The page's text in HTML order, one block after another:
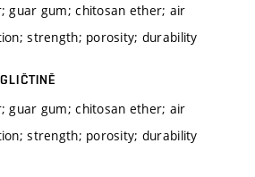
guar gum; chitosan ether; air
strength; porosity; durability
guar gum; chitosan ether; air
strength; porosity; durability